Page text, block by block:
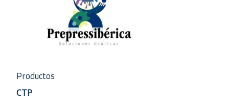
Productos
CTP